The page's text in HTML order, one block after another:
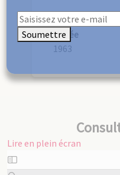
Année
1963
Lire en plein écran
Aller
au
Soumettre